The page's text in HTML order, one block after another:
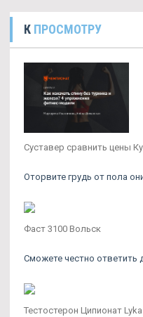
К ПРОСМОТРУ
Суставер сравнить цены
Оторвите грудь от пола
Фаст 3100 Вольск
Сможете честно ответить
Тестостерон Ципионат